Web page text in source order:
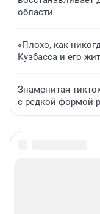
области
«Плохо, как
Кузбасса и его
Знаменитая
с редкой формой